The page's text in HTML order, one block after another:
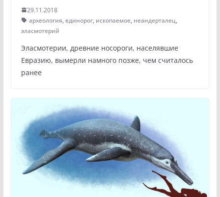
29.11.2018
археология, единорог, ископаемое, неандерталец,
эласмотерий
Эласмотерии, древние носороги, населявшие
Евразию, вымерли намного позже, чем считалось
ранее